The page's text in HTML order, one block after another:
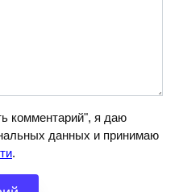
комментарий", я даю
данных и принимаю
.